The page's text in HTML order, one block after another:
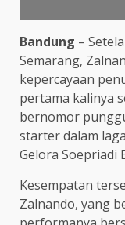
Bandung –
Semarang,
kepercayaan
pertama kalinya
bernomor
starter dalam
Gelora Soepriadi
Kesempatan
Zalnando, yang